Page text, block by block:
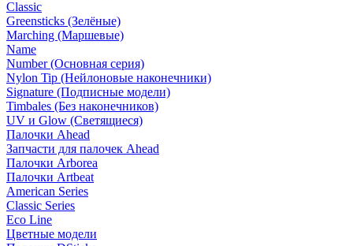
Classic
Greensticks (Зелёные)
Marching (Маршевые)
Name
Number (Основная серия)
Nylon Tip (Нейлоновые наконечники)
Signature (Подписные модели)
Timbales (Без наконечников)
UV и Glow (Светящиеся)
Палочки Ahead
Запчасти для палочек Ahead
Палочки Arborea
Палочки Artbeat
American Series
Classic Series
Eco Line
Цветные модели